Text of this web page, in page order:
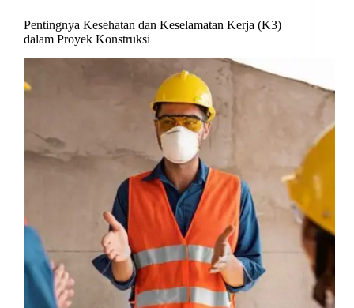
Pentingnya Kesehatan dan Keselamatan Kerja (K3)
dalam Proyek Konstruksi